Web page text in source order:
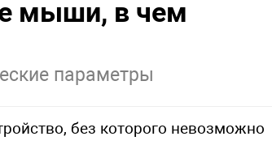
мыши, в чем
параметры
без которого невозможно